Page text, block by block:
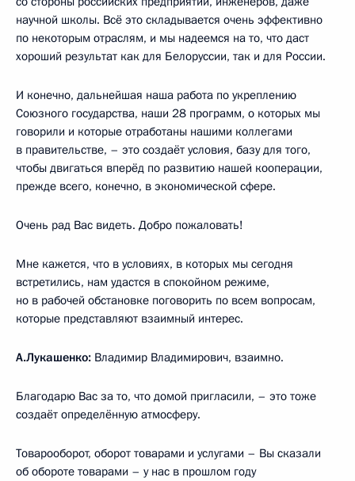
научной школы. Всё это складывается очень эффективно
по некоторым отраслям, и мы надеемся на то, что даст
хороший результат как для Белоруссии, так и для России.
И конечно, дальнейшая наша работа по укреплению
Союзного государства, наши 28 программ, о которых мы
говорили и которые отработаны нашими коллегами
в правительстве, – это создаёт условия, базу для того,
чтобы двигаться вперёд по развитию нашей кооперации,
прежде всего, конечно, в экономической сфере.
Очень рад Вас видеть. Добро пожаловать!
Мне кажется, что в условиях, в которых мы сегодня
встретились, нам удастся в спокойном режиме,
но в рабочей обстановке поговорить по всем вопросам,
которые представляют взаимный интерес.
А.Лукашенко: Владимир Владимирович, взаимно.
Благодарю Вас за то, что домой пригласили, – это тоже
создаёт определённую атмосферу.
Товарооборот, оборот товарами и услугами – Вы сказали
об обороте товарами – у нас в прошлом году